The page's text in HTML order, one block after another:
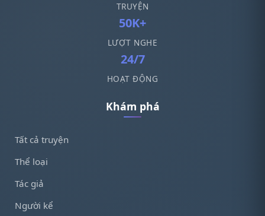
TRUYỆN
50K+
LƯỢT NGHE
24/7
HOẠT ĐỘNG
Khám phá
Tất cả truyện
Thể loại
Tác giả
Người kể